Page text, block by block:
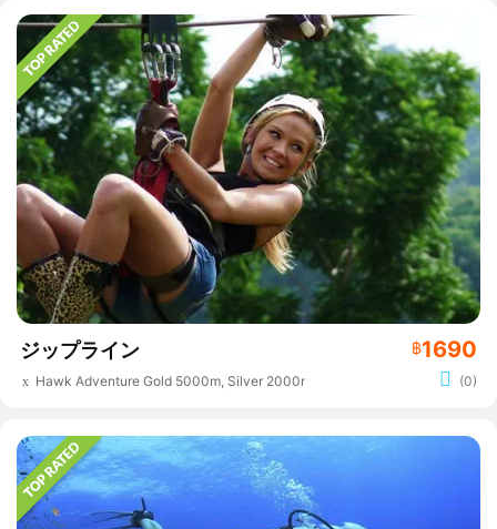
ジップライン ฿1690
Hawk Adventure Gold 5000m, Silver 2000m (0)